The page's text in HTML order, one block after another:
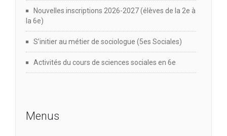
Nouvelles inscriptions 2026-2027 (élèves de la 2e à
la 6e)
S’initier au métier de sociologue (5es Sociales)
Activités du cours de sciences sociales en 6e
Menus